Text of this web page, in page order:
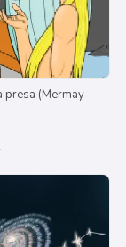
presa (Mermay